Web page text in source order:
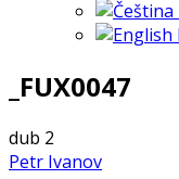
_FUX0047
dub 2
Petr Ivanov